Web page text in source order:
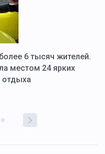
6 тысяч жителей.
местом 24 ярких
отдыха